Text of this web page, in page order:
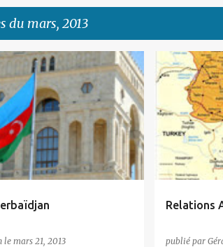
du mars, 2013
le mars 21, 2013
Relations
publié par
ARMÉNIE